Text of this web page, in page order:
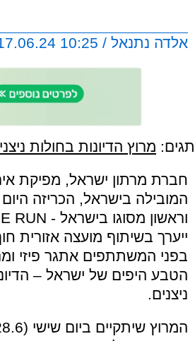
אלדה נתנאל / 10:25 17.06.24
תגים: מרוץ הדיונות בחולות
חברת מרתון ישראל, מפיקת
המובילה בישראל, הכריזה
ייערך בשיתוף מועצה אזורית
בפני המשתתפים אתגר פיזי
הטבע היפים של ישראל –
ניצנים.